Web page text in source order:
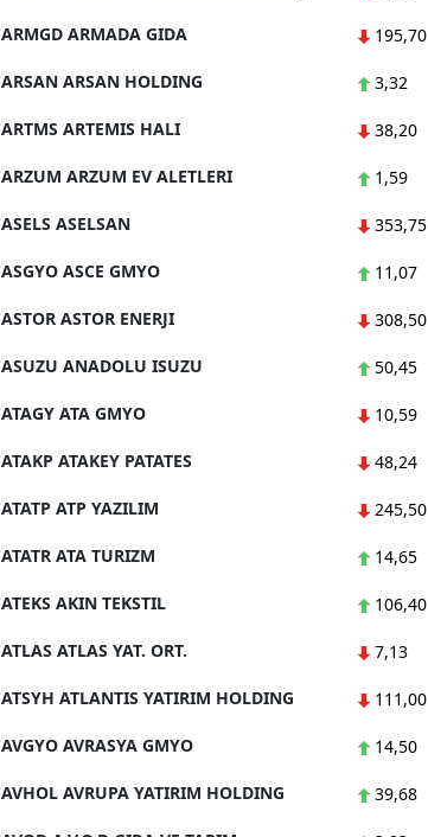
Osmaniye
ARMGD ARMADA GIDA 195,70
ARSAN ARSAN HOLDING 3,32
ARTMS ARTEMIS HALI 38,20
ARZUM ARZUM EV ALETLERI 1,59
ASELS ASELSAN 353,75
ASGYO ASCE GMYO 11,07
ASTOR ASTOR ENERJI 308,50
ASUZU ANADOLU ISUZU 50,45
ATAGY ATA GMYO 10,59
ATAKP ATAKEY PATATES 48,24
ATATP ATP YAZILIM 245,50
ATATR ATA TURIZM 14,65
ATEKS AKIN TEKSTIL 106,40
ATLAS ATLAS YAT. ORT. 7,13
ATSYH ATLANTIS YATIRIM HOLDING 111,00
AVGYO AVRASYA GMYO 14,50
AVHOL AVRUPA YATIRIM HOLDING 39,68